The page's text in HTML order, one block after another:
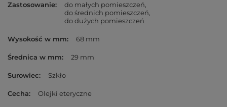
Zastosowanie
do małych pomieszczeń
do średnich pomieszczeń
do dużych pomieszczeń
Wysokość w mm 68 mm
Średnica w mm 29 mm
Surowiec Szkło
Cecha Olejki eteryczne